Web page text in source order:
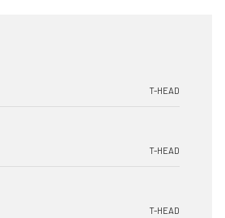
T-HEAD
T-HEAD
T-HEAD